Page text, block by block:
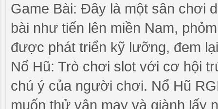
Game Bài: Đây là một sân chơi
bài như tiến lên miền Nam,
được phát triển kỹ lưỡng, đem
Nổ Hũ: Trò chơi slot với cơ hội
chú ý của người chơi. Nổ Hũ
muốn thử vận may và giành lấy